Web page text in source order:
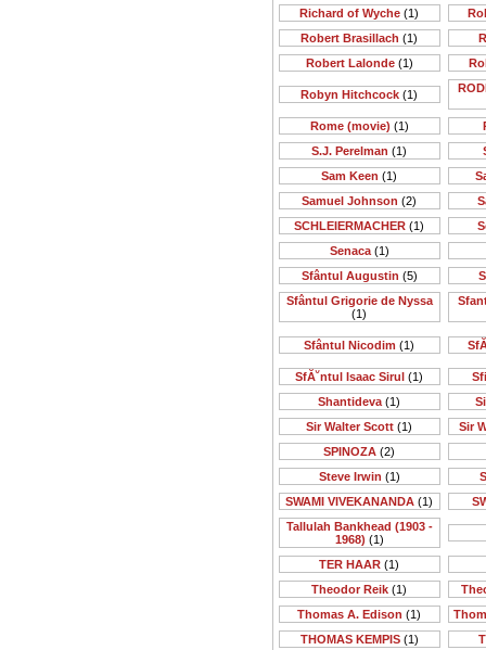
Richard of Wyche (1)
Robert Brasillach (1)
Robert Lalonde(1)
Robyn Hitchcock (1)
Rome (movie) (1)
S.J. Perelman (1)
Sam Keen (1)
Samuel Johnson (2)
SCHLEIERMACHER (1)
Senaca(1)
Sfântul Augustin (5)
Sfântul Grigorie de Nyssa
(1)
Sfântul Nicodim (1)
SfĂ˘ntul Isaac Sirul (1)
Shantideva (1)
Sir Walter Scott (1)
Sir
SPINOZA (2)
Steve Irwin (1)
SWAMI VIVEKANANDA (1)
Tallulah Bankhead (1903 -
1968) (1)
TER HAAR (1)
Theodor Reik (1)
Thomas A. Edison (1)
THOMAS KEMPIS(1)